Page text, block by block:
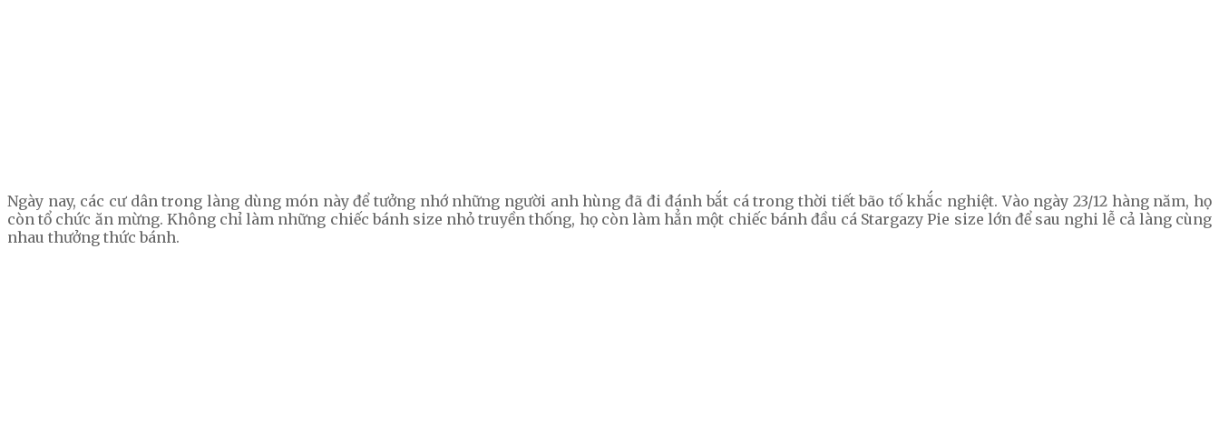
Ngày nay, các cư dân trong làng dùng món này để tưởng nhớ những người anh hùng đã đi đánh bắt cá trong thời tiết bão tố khắc nghiệt. Vào ngày 23/12 hàng năm, họ
còn tổ chức ăn mừng. Không chỉ làm những chiếc bánh size nhỏ truyền thống, họ còn làm hẳn một chiếc bánh đầu cá Stargazy Pie size lớn để sau nghi lễ cả làng cùng
nhau thưởng thức bánh.